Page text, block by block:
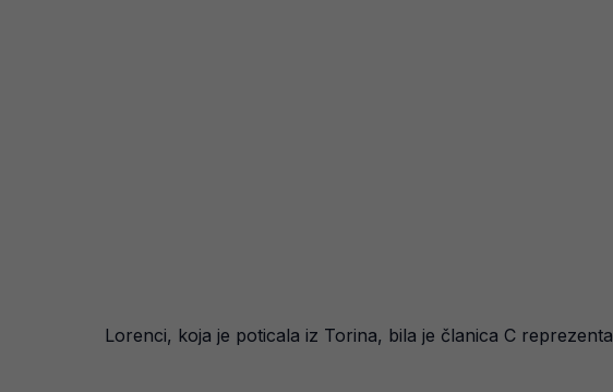
Lorenci, koja je poticala iz Torina, bila je članica C